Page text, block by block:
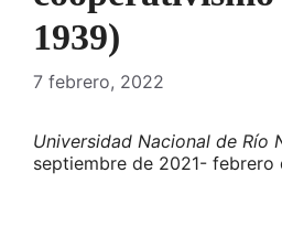
1939)
7 febrero, 2022
Universidad Nacional de Río
septiembre de 2021-­ febrero